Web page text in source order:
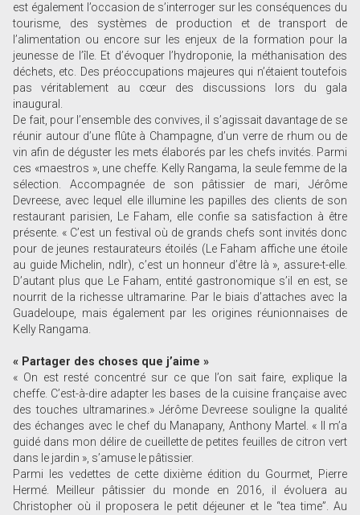
est également l’occasion de s’interroger sur les conséquences du
tourisme, des systèmes de production et de transport de
l’alimentation ou encore sur les enjeux de la formation pour la
jeunesse de l’île. Et d’évoquer l’hydroponie, la méthanisation des
déchets, etc. Des préoccupations majeures qui n’étaient toutefois
pas véritablement au cœur des discussions lors du gala
inaugural.
De fait, pour l’ensemble des convives, il s’agissait davantage de se
réunir autour d’une flûte à Champagne, d’un verre de rhum ou de
vin afin de déguster les mets élaborés par les chefs invités. Parmi
ces «maestros », une cheffe. Kelly Rangama, la seule femme de la
sélection. Accompagnée de son pâtissier de mari, Jérôme
Devreese, avec lequel elle illumine les papilles des clients de son
restaurant parisien, Le Faham, elle confie sa satisfaction à être
présente. « C’est un festival où de grands chefs sont invités donc
pour de jeunes restaurateurs étoilés (Le Faham affiche une étoile
au guide Michelin, ndlr), c’est un honneur d’être là », assure-t-elle.
D’autant plus que Le Faham, entité gastronomique s’il en est, se
nourrit de la richesse ultramarine. Par le biais d’attaches avec la
Guadeloupe, mais également par les origines réunionnaises de
Kelly Rangama.
« Partager des choses que j’aime »
« On est resté concentré sur ce que l’on sait faire, explique la
cheffe. C’est-à-dire adapter les bases de la cuisine française avec
des touches ultramarines.» Jérôme Devreese souligne la qualité
des échanges avec le chef du Manapany, Anthony Martel. « Il m’a
guidé dans mon délire de cueillette de petites feuilles de citron vert
dans le jardin », s’amuse le pâtissier.
Parmi les vedettes de cette dixième édition du Gourmet, Pierre
Hermé. Meilleur pâtissier du monde en 2016, il évoluera au
Christopher où il proposera le petit déjeuner et le “tea time”. Au